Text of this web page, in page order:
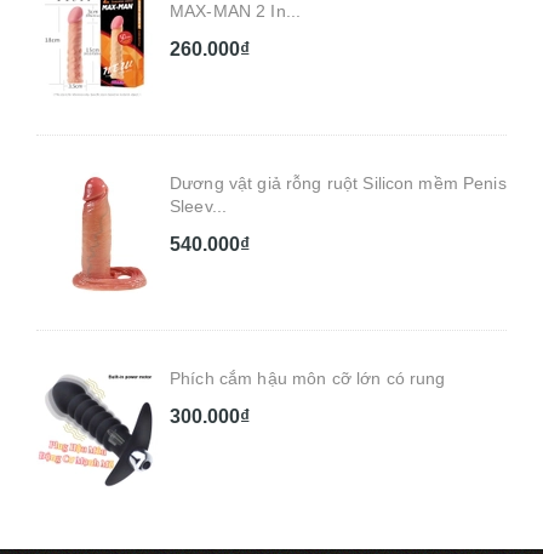
MAX-MAN 2 In...
260.000₫
Dương vật giả rỗng ruột Silicon mềm Penis
Sleev...
540.000₫
Phích cắm hậu môn cỡ lớn có rung
300.000₫